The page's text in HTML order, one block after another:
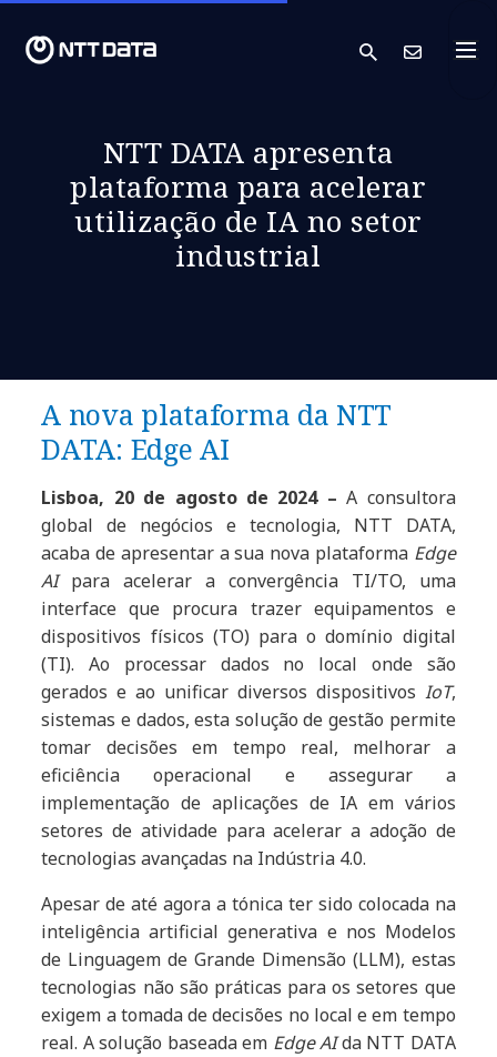
search
NTT DATA apresenta
plataforma para acelerar
utilização de IA no setor
industrial
A nova plataforma da NTT
DATA: Edge AI
Lisboa, 20 de agosto de 2024 – A consultora
global de negócios e tecnologia, NTT DATA,
acaba de apresentar a sua nova plataforma Edge
AIpara acelerar a convergência TI/TO, uma
interface que procura trazer equipamentos e
dispositivos físicos (TO) para o domínio digital
(TI). Ao processar dados no local onde são
gerados e ao unificar diversos dispositivos IoT,
sistemas e dados, esta solução de gestão permite
tomar decisões em tempo real, melhorar a
eficiência operacional e assegurar a
implementação de aplicações de IA em vários
setores de atividade para acelerar a adoção de
tecnologias avançadas na Indústria 4.0.
Apesar de até agora a tónica ter sido colocada na
inteligência artificial generativa e nos Modelos
de Linguagem de Grande Dimensão (LLM), estas
tecnologias não são práticas para os setores que
exigem a tomada de decisões no local e em tempo
real. A solução baseada em Edge AIda NTT DATA